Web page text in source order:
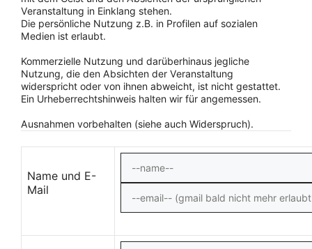
Veranstaltung in Einklang stehen.
Die persönliche Nutzung z.B. in Profilen auf sozialen
Medien ist erlaubt.
Kommerzielle Nutzung und darüberhinaus jegliche
Nutzung, die den Absichten der Veranstaltung
widerspricht oder von ihnen abweicht, ist nicht gestattet.
Ein Urheberrechtshinweis halten wir für angemessen.
Ausnahmen vorbehalten (siehe auch Widerspruch).
Name und E-
Mail